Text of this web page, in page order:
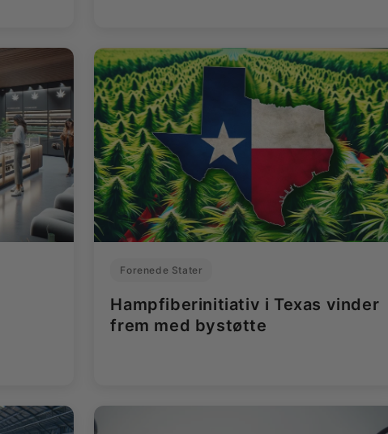
Forenede Stater
Hampfiberinitiativ i Texas vinder
frem med bystøtte